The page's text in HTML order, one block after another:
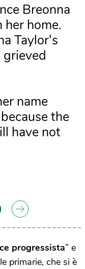
Breonna
her home.
Taylor's
name
the
have not
progressista” e
primarie, che si è